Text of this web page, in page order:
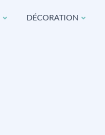
DÉCORATION